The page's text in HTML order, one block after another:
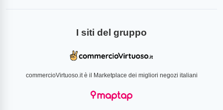
I siti del gruppo
commercioVirtuoso.it è il Marketplace dei migliori negozi italiani